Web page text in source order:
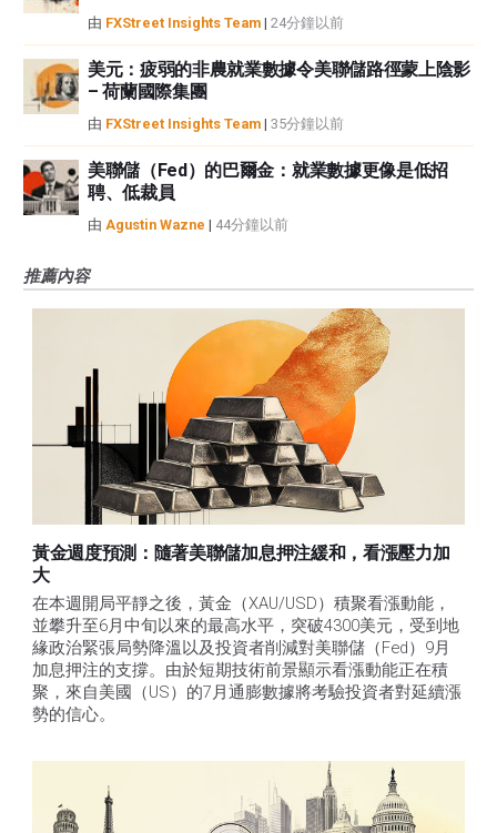
由 FXStreet Insights Team | 24分鐘以前
美元：疲弱的非農就業數據令美聯儲路徑蒙上陰影
– 荷蘭國際集團
由 FXStreet Insights Team | 35分鐘以前
美聯儲（Fed）的巴爾金：就業數據更像是低招
聘、低裁員
由 Agustin Wazne | 44分鐘以前
推薦內容
黃金週度預測：隨著美聯儲加息押注緩和，看漲壓力加
大
在本週開局平靜之後，黃金（XAU/USD）積聚看漲動能，
並攀升至6月中旬以來的最高水平，突破4300美元，受到地
緣政治緊張局勢降溫以及投資者削減對美聯儲（Fed）9月
加息押注的支撐。由於短期技術前景顯示看漲動能正在積
聚，來自美國（US）的7月通膨數據將考驗投資者對延續漲
勢的信心。